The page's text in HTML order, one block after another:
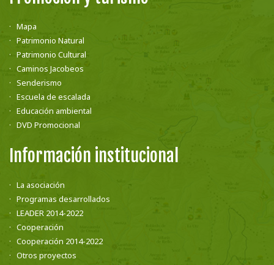
Mapa
Patrimonio Natural
Patrimonio Cultural
Caminos Jacobeos
Senderismo
Escuela de escalada
Educación ambiental
DVD Promocional
Información institucional
La asociación
Programas desarrollados
LEADER 2014-2022
Cooperación
Cooperación 2014-2022
Otros proyectos